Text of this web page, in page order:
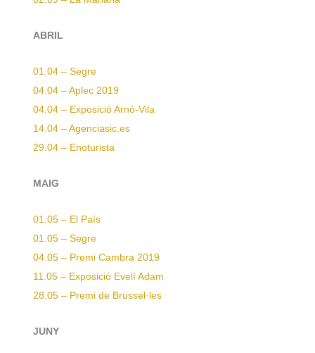
ABRIL
01.04 – Segre
04.04 – Aplec 2019
04.04 – Exposició Arnó-Vila
14.04 – Agenciasic.es
29.04 – Enoturista
MAIG
01.05 – El País
01.05 – Segre
04.05 – Premi Cambra 2019
11.05 – Exposició Evelí Adam
28.05 – Premi de Brussel·les
JUNY